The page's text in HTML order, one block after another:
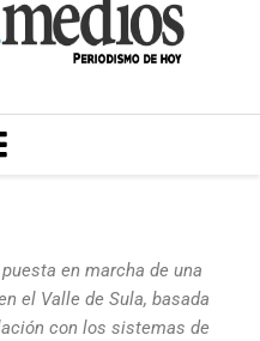
en marcha de una
el Valle de Sula, basada
con los sistemas de